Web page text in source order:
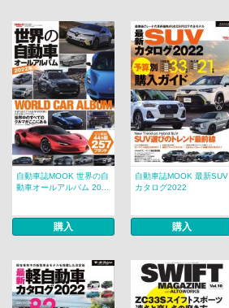
自動車誌MOOK 世界の自
動車オールアルバム 20...
購入
自動車誌MOOK 最新SUV
カタログ2022
購入